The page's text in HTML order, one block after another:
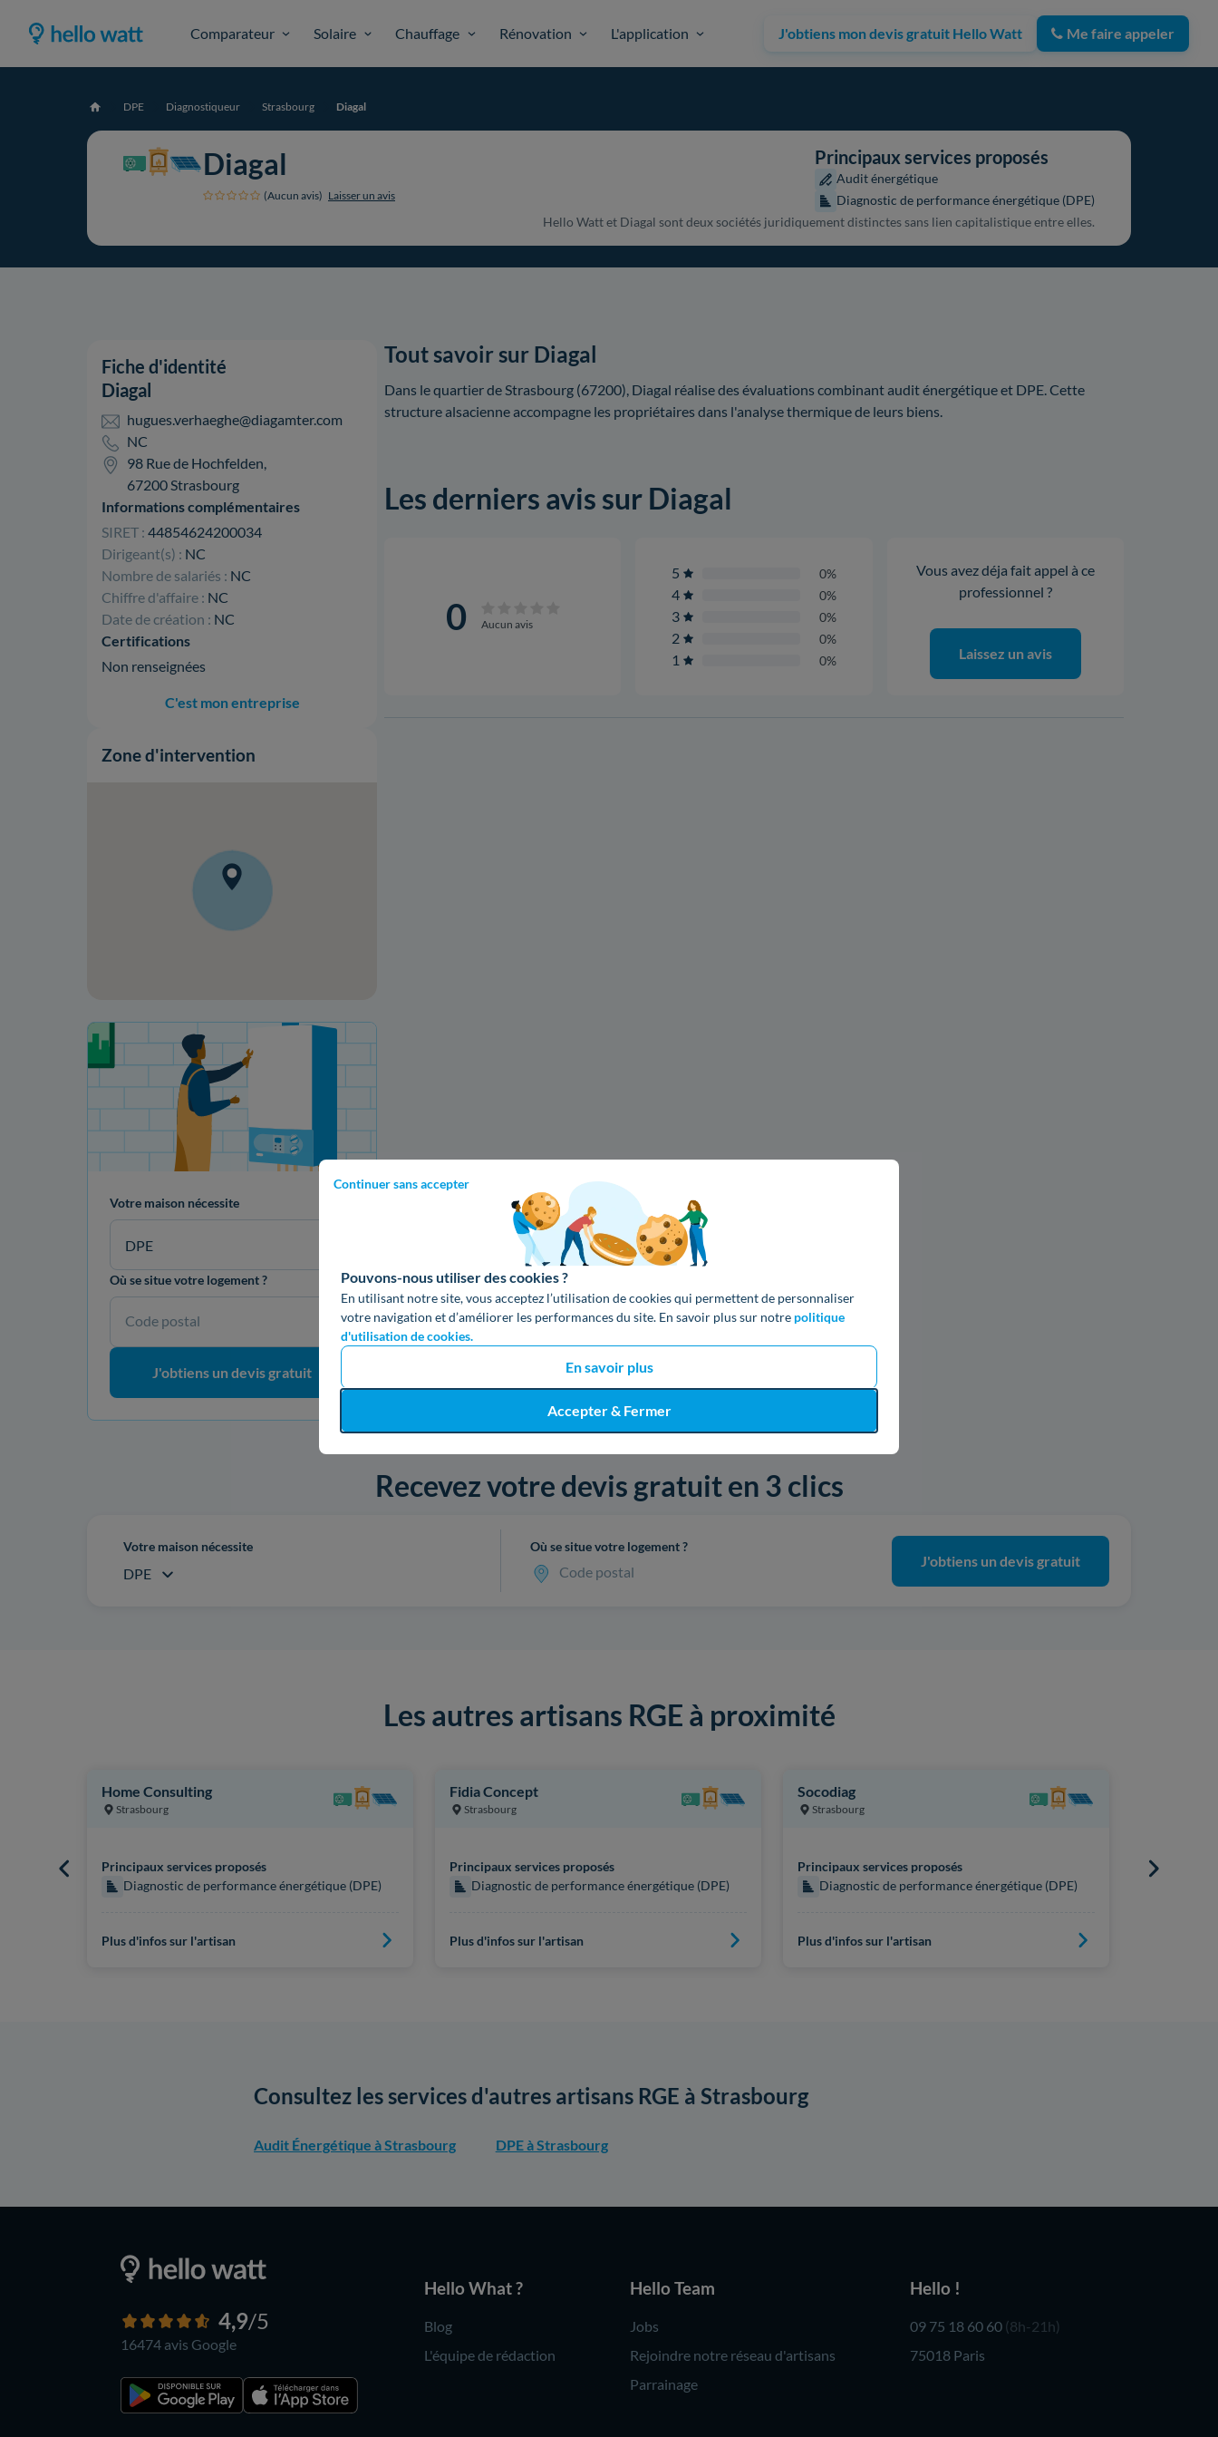
Comparateur Solaire Chauffage Rénovation L'application J'obtiens mon devis gratuit Hello Watt Me faire appeler
Continuer sans accepter
Pouvons-nous utiliser des cookies ?
En utilisant notre site, vous acceptez l’utilisation de cookies qui permettent de personnaliser
votre navigation et d’améliorer les performances du site. En savoir plus sur notre politique
d'utilisation de cookies.
En savoir plus
Accepter & Fermer
Accueil DPE Diagnostiqueur Strasbourg Diagal
Diagal
(Aucun avis) Laisser un avis
Principaux services proposés
Audit énergétique
Diagnostic de performance énergétique (DPE)
Hello Watt et Diagal sont deux sociétés juridiquement distinctes sans lien capitalistique entre elles.
Fiche d'identité
Diagal
hugues.verhaeghe@diagamter.com
NC
98 Rue de Hochfelden,
67200 Strasbourg
Informations complémentaires
SIRET : 44854624200034
Dirigeant(s) : NC
Nombre de salariés : NC
Chiffre d'affaire : NC
Date de création : NC
Certifications
Non renseignées
C'est mon entreprise
Zone d'intervention
Votre projet de rénovation
Votre maison nécessite
DPE
Où se situe votre logement ?
Code postal
J'obtiens un devis gratuit
Tout savoir sur Diagal
Dans le quartier de Strasbourg (67200), Diagal réalise des évaluations combinant audit énergétique et DPE. Cette
structure alsacienne accompagne les propriétaires dans l'analyse thermique de leurs biens.
Les derniers avis sur Diagal
0 Aucun avis
5 0%
4 0%
3 0%
2 0%
1 0%
Vous avez déja fait appel à ce
professionnel ?
Laissez un avis
Recevez votre devis gratuit en 3 clics
Votre maison nécessite
DPE
Où se situe votre logement ?
Code postal
J'obtiens un devis gratuit
Les autres artisans RGE à proximité
Home Consulting
Strasbourg
Principaux services proposés
Diagnostic de performance énergétique (DPE)
Plus d'infos sur l'artisan
Fidia Concept
Strasbourg
Principaux services proposés
Diagnostic de performance énergétique (DPE)
Plus d'infos sur l'artisan
Socodiag
Strasbourg
Principaux services proposés
Diagnostic de performance énergétique (DPE)
Plus d'infos sur l'artisan
Principaux
Consultez les services d'autres artisans RGE à Strasbourg
Audit Énergétique à Strasbourg DPE à Strasbourg
4,9/5
16474 avis Google
Hello What ?
Blog
L'équipe de rédaction
Hello Team
Jobs
Rejoindre notre réseau d'artisans
Parrainage
Hello !
09 75 18 60 60 (8h-21h)
75018 Paris